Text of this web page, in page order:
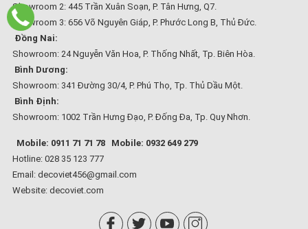
Showroom 2: 445 Trần Xuân Soạn, P. Tân Hưng, Q7.
Showroom 3: 656 Võ Nguyên Giáp, P. Phước Long B, Thủ Đức.
Đồng Nai:
Showroom: 24 Nguyễn Văn Hoa, P. Thống Nhất, Tp. Biên Hòa.
Bình Dương:
Showroom: 341 Đường 30/4, P. Phú Thọ, Tp. Thủ Dầu Một.
Bình Định:
Showroom: 1002 Trần Hưng Đạo, P. Đống Đa, Tp. Quy Nhơn.
Mobile: 0911 71 71 78
Mobile: 0932 649 279
Hotline: 028 35 123 777
Email: decoviet456@gmail.com
Website: decoviet.com